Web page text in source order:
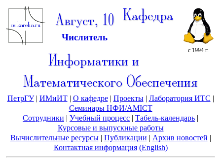
Август, 10
Числитель
с 1994 г.
Кафедра
Информатики и
Математического Обеспечения
ПетрГУ| ИМиИТ| О кафедре| Проекты| Лаборатория ИТС |
Семинары НФИ/AMICT
Сотрудники | Учебный процесс | Табель-календарь |
Курсовые и выпускные работы
Вычислительные ресурсы| Публикации | Архив новостей |
Контактная информация (English)